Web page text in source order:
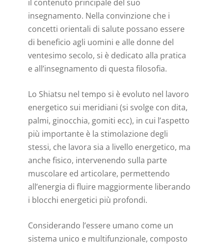
il contenuto principale del suo
insegnamento. Nella convinzione che i
concetti orientali di salute possano essere
di beneficio agli uomini e alle donne del
ventesimo secolo, si è dedicato alla pratica
e all’insegnamento di questa filosofia.
Lo Shiatsu nel tempo si è evoluto nel lavoro
energetico sui meridiani (si svolge con dita,
palmi, ginocchia, gomiti ecc), in cui l’aspetto
più importante è la stimolazione degli
stessi, che lavora sia a livello energetico, ma
anche fisico, intervenendo sulla parte
muscolare ed articolare, permettendo
all’energia di fluire maggiormente liberando
i blocchi energetici più profondi.
Considerando l’essere umano come un
sistema unico e multifunzionale, composto